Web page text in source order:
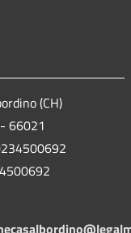
(CH)
66021